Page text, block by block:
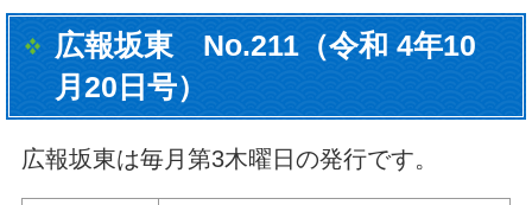
広報坂東 No.211（令和 4年10
月20日号）
広報坂東は毎月第3木曜日の発行です。